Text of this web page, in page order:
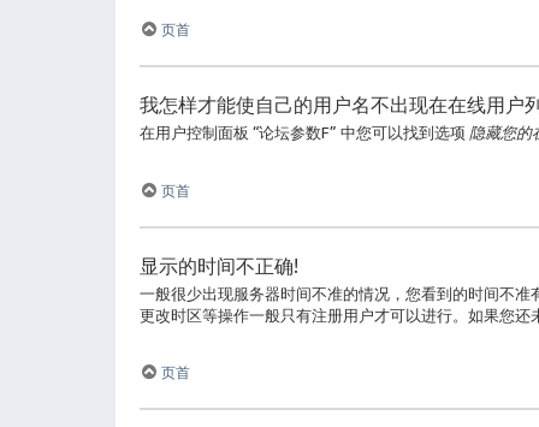
页首
我怎样才能使自己的用户名不出现在在线用户
在用户控制面板 “论坛参数F” 中您可以找到选项 隐藏您的
页首
显示的时间不正确!
一般很少出现服务器时间不准的情况，您看到的时间不
更改时区等操作一般只有注册用户才可以进行。如果您还
页首